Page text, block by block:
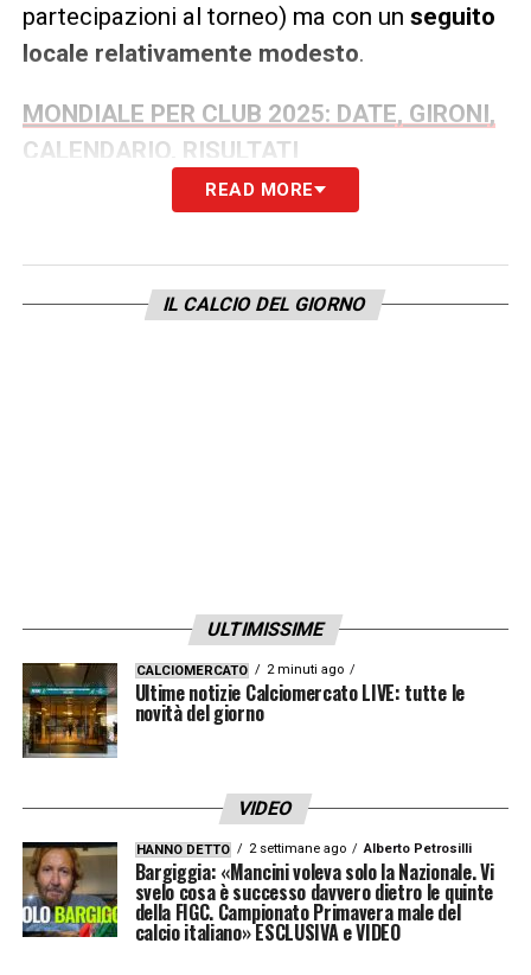
partecipazioni al torneo) ma con un seguito
locale relativamente modesto.
MONDIALE PER CLUB 2025: DATE, GIRONI,
CALENDARIO, RISULTATI
Il giocatore che ci farà innamorare:
Nathan Loboè il simbolo dellanuova
inamovibilesulla corsia mancina e uno dei
giovani più interessanti del calcio
neozelandese.
nato e cresciuto in Nuova Zelanda da
genitori di origine indiana, ha avuto anche
un’esperienza formativa nelcalcio
universitario statunitensecon i Seattle
READ MORE
IL CALCIO DEL GIORNO
ULTIMISSIME
CALCIOMERCATO 2 minuti ago
Ultime notizie Calciomercato LIVE: tutte le
novità del giorno
VIDEO
HANNO DETTO 2 settimane ago Alberto Petrosilli
Bargiggia: «Mancini voleva solo la Nazionale. Vi
svelo cosa è successo davvero dietro le quinte
della FIGC. Campionato Primavera male del
calcio italiano» ESCLUSIVA e VIDEO